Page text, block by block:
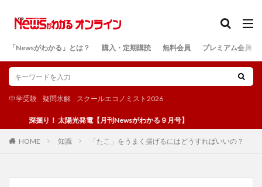
「Newsがわかる」とは？ 購入・定期購読 無料会員 プレミアム会員
中学受験 疑問氷解 スクールエコノミスト2026
掘り！ 太陽光発電【月刊Newsがわかる９月号】
HOME 知識 「たこ」をうまく揚げるにはどうすればいいの？
検索